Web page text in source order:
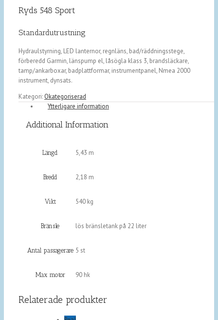
Ryds 548 Sport
Standardutrustning
Hydraulstyrning, LED lanternor, regnläns, bad/räddningsstege,
förberedd Garmin, länspump el, låsögla klass 3, brandsläckare,
tamp/ankarboxar, badplattformar, instrumentpanel, Nmea 2000
instrument, dynsats.
Kategori: Okategoriserad
Ytterligare information
Additional Information
Längd 5,43 m
Bredd 2,18 m
Vikt 540 kg
Bränsle lös bränsletank på 22 liter
Antal passagerare 5 st
Max motor 90 hk
Relaterade produkter